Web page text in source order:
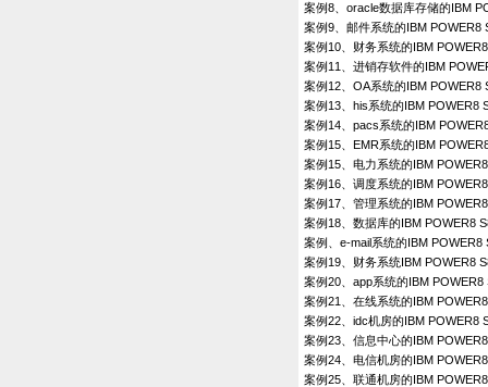
案例8、oracle数据库存储的IBM
案例9、邮件系统的IBM POWER8
案例10、财务系统的IBM
案例11、进销存软件的IBM
案例12、OA系统的IBM POWER8
案例13、his系统的IBM POWER8
案例14、pacs系统的IBM
案例15、EMR系统的IBM
案例15、电力系统的IBM
案例16、调度系统的IBM
案例17、管理系统的IBM
案例18、数据库的IBM POWER8
案例、e-mail系统的IBM
案例19、财务系统IBM POWER8
案例20、app系统的IBM
案例21、在线系统的IBM
案例22、idc机房的IBM POWER8
案例23、信息中心的IBM
案例24、电信机房的IBM
案例25、联通机房的IBM